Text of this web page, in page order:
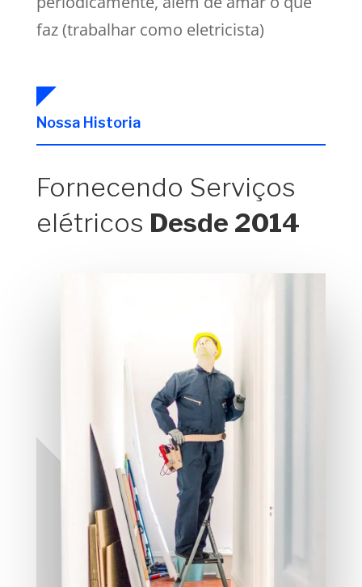
faz (trabalhar como eletricista)
Nossa Historia
Fornecendo Serviços
elétricos Desde 2014